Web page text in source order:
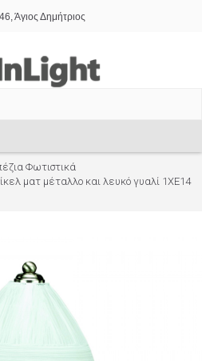
Άγιος Δημήτριος
Φωτιστικά
ματ μέταλλο και λευκό γυαλί 1XE14